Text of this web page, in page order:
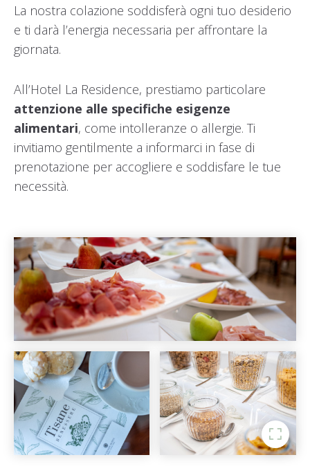
La nostra colazione soddisferà ogni tuo desiderio
e ti darà l’energia necessaria per affrontare la
giornata.
All’Hotel La Residence, prestiamo particolare
attenzione alle specifiche esigenze
alimentari, come intolleranze o allergie. Ti
invitiamo gentilmente a informarci in fase di
prenotazione per accogliere e soddisfare le tue
necessità.